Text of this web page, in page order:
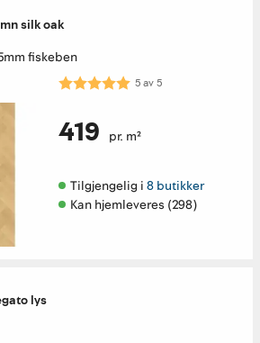
silk oak
fiskeben
Karakter: 5.0 av 5 mulige
5av5
419 pr. m²
Tilgjengelig i 8 butikker
Kan hjemleveres (298)
lys